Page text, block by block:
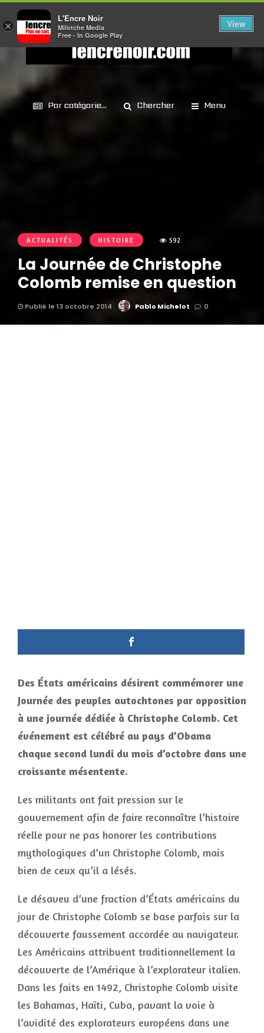
Par catégorie... Chercher Menu
ACTUALITÉS HISTOIRE 592
La Journée de Christophe
Colomb remise en question
Publié le 13 octobre 2014 Pablo Michelot 0
Des États américains désirent commémorer une
Journée des peuples autochtones par opposition
à une journée dédiée à Christophe Colomb. Cet
événement est célébré au pays d’Obama
chaque second lundi du mois d’octobre dans une
croissante mésentente.
Les militants ont fait pression sur le
gouvernement afin de faire reconnaître l’histoire
réelle pour ne pas honorer les contributions
mythologiques d’un Christophe Colomb, mais
bien de ceux qu’il a lésés.
Le désaveu d’une fraction d’États américains du
jour de Christophe Colomb se base parfois sur la
découverte faussement accordée au navigateur.
Les Américains attribuent traditionnellement la
découverte de l’Amérique à l’explorateur italien.
Dans les faits en 1492, Christophe Colomb visite
les Bahamas, Haïti, Cuba, pavant la voie à
l’avidité des explorateurs européens dans une
×
L'Encre Noir
Milotche Media
Free - In Google Play
View